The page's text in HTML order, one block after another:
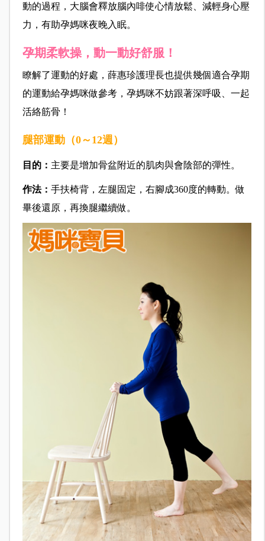
動的過程，大腦會釋放腦內啡使心情放鬆、減輕身心壓
力，有助孕媽咪夜晚入眠。
孕期柔軟操，動一動好舒服！
瞭解了運動的好處，薛惠珍護理長也提供幾個適合孕期
的運動給孕媽咪做參考，孕媽咪不妨跟著深呼吸、一起
活絡筋骨！
腿部運動（0～12週）
目的： 主要是增加骨盆附近的肌肉與會陰部的彈性。
作法： 手扶椅背，左腿固定，右腳成360度的轉動。做
畢後還原，再換腿繼續做。